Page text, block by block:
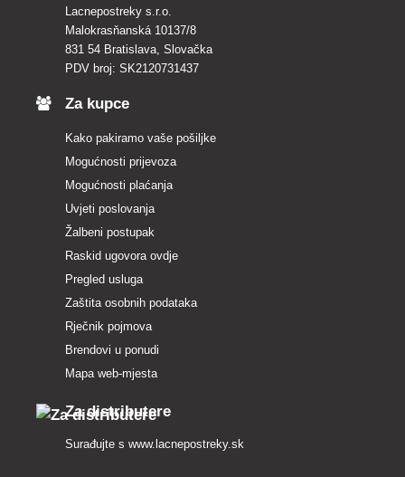
Lacnepostreky s.r.o.
Malokrasňanská 10137/8
831 54 Bratislava, Slovačka
PDV broj: SK2120731437
Za kupce
Kako pakiramo vaše pošiljke
Mogućnosti prijevoza
Mogućnosti plaćanja
Uvjeti poslovanja
Žalbeni postupak
Raskid ugovora ovdje
Pregled usluga
Zaštita osobnih podataka
Rječnik pojmova
Brendovi u ponudi
Mapa web-mjesta
Za distributere
Surađujte s www.lacnepostreky.sk